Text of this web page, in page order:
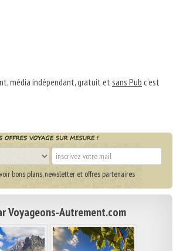
média indépendant, gratuit etsans Pub c'est
bons plans, newsletter et offres partenaires
Voyageons-Autrement.com